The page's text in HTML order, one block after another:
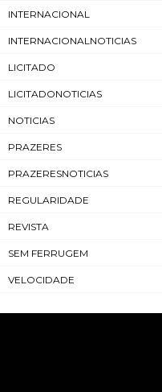
INTERNACIONAL
INTERNACIONALNOTICIAS
LICITADO
LICITADONOTICIAS
NOTICIAS
PRAZERES
PRAZERESNOTICIAS
REGULARIDADE
REVISTA
SEM FERRUGEM
VELOCIDADE